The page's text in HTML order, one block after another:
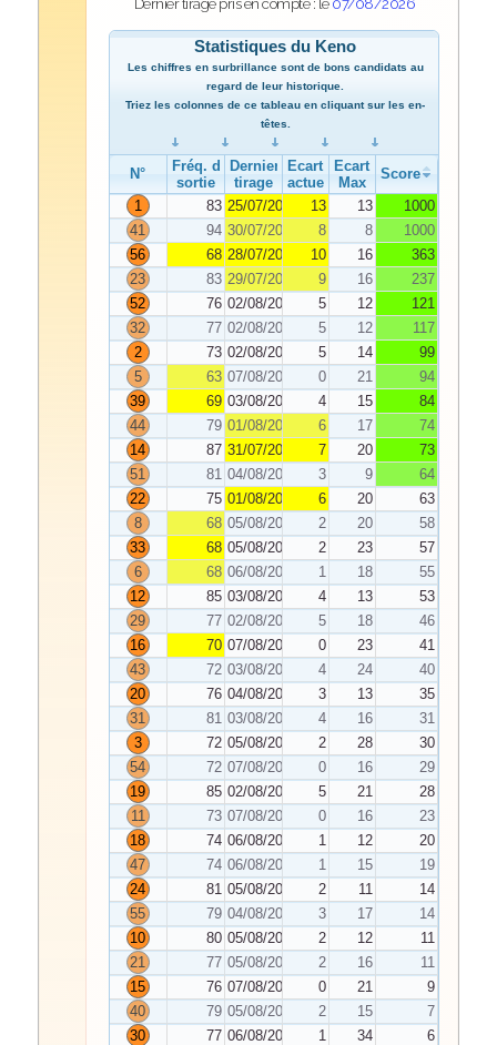
Dernier tirage pris en compte : le 07/08/2026
Statistiques du Keno
Les chiffres en surbrillance sont de bons candidats au
regard de leur historique.
Triez les colonnes de ce tableau en cliquant sur les en-
têtes.
N°
Fréq. de
sortie
Dernier
tirage
Ecart
actuel
Ecart
Max
Score
1
83 25/07/2026 13 13
1000
41
94 30/07/2026 8 8
1000
56
68 28/07/2026 10 16
363
23
83 29/07/2026 9 16
237
52
76 02/08/2026 5 12
121
32
77 02/08/2026 5 12
117
2
73 02/08/2026 5 14
99
5
63 07/08/2026 0 21
94
39
69 03/08/2026 4 15
84
44
79 01/08/2026 6 17
74
14
87 31/07/2026 7 20
73
51
81 04/08/2026 3 9
64
22
75 01/08/2026 6 20
63
8
68 05/08/2026 2 20
58
33
68 05/08/2026 2 23
57
6
68 06/08/2026 1 18
55
12
85 03/08/2026 4 13
53
29
77 02/08/2026 5 18
46
16
70 07/08/2026 0 23
41
43
72 03/08/2026 4 24
40
20
76 04/08/2026 3 13
35
31
81 03/08/2026 4 16
31
3
72 05/08/2026 2 28
30
54
72 07/08/2026 0 16
29
19
85 02/08/2026 5 21
28
11
73 07/08/2026 0 16
23
18
74 06/08/2026 1 12
20
47
74 06/08/2026 1 15
19
24
81 05/08/2026 2 11
14
55
79 04/08/2026 3 17
14
10
80 05/08/2026 2 12
11
21
77 05/08/2026 2 16
11
15
76 07/08/2026 0 21
9
40
79 05/08/2026 2 15
7
30
77 06/08/2026 1 34
6